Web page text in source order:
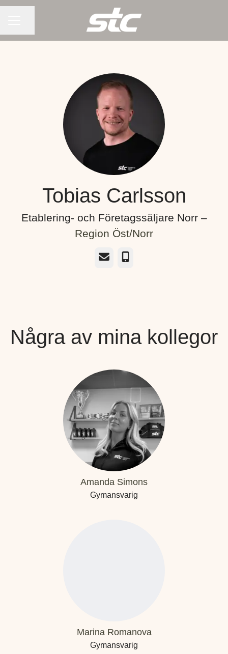
Tobias Carlsson
Etablering- och Företagssäljare Norr –
Region Öst/Norr
E-post
Några av mina kollegor
Amanda Simons
Gymansvarig
Marina Romanova
Gymansvarig